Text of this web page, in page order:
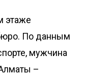
этаже
По данным
мужчина
–